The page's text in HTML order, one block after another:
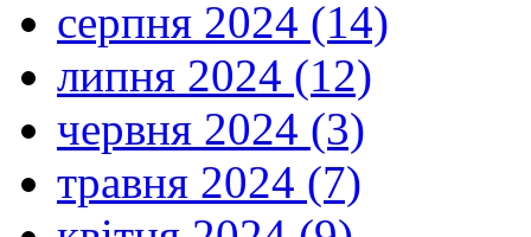
серпня 2024 (14)
липня 2024 (12)
червня 2024 (3)
травня 2024 (7)